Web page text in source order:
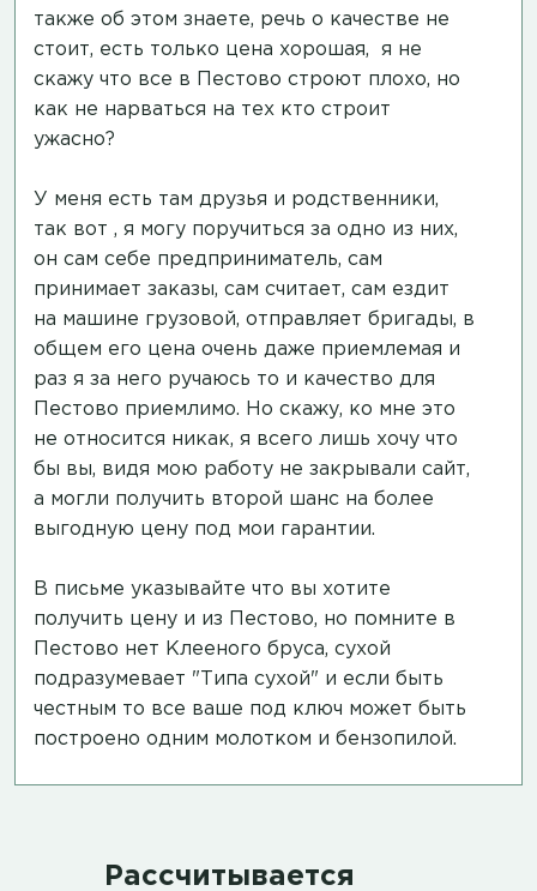
также об этом знаете, речь о качестве не
стоит, есть только цена хорошая, я не
скажу что все в Пестово строют плохо, но
как не нарваться на тех кто строит
ужасно?
У меня есть там друзья и родственники,
так вот , я могу поручиться за одно из них,
он сам себе предприниматель, сам
принимает заказы, сам считает, сам ездит
на машине грузовой, отправляет бригады, в
общем его цена очень даже приемлемая и
раз я за него ручаюсь то и качество для
Пестово приемлимо. Но скажу, ко мне это
не относится никак, я всего лишь хочу что
бы вы, видя мою работу не закрывали сайт,
а могли получить второй шанс на более
выгодную цену под мои гарантии.
В письме указывайте что вы хотите
получить цену и из Пестово, но помните в
Пестово нет Клееного бруса, сухой
подразумевает "Типа сухой" и если быть
честным то все ваше под ключ может быть
построено одним молотком и бензопилой.
Рассчитывается